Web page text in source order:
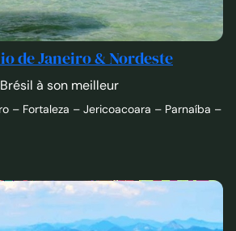
de Janeiro & Nordeste
à son meilleur
– Fortaleza – Jericoacoara – Parnaíba –